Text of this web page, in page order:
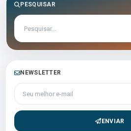
PESQUISAR
NEWSLETTER
Seu melhor e-mail
ENVIAR